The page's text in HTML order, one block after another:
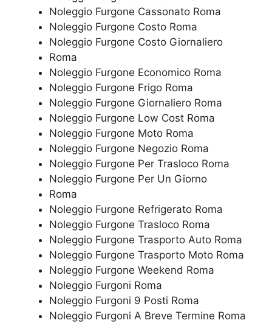
Noleggio Furgone Cassonato Roma
Noleggio Furgone Costo Roma
Noleggio Furgone Costo Giornaliero
Roma
Noleggio Furgone Economico Roma
Noleggio Furgone Frigo Roma
Noleggio Furgone Giornaliero Roma
Noleggio Furgone Low Cost Roma
Noleggio Furgone Moto Roma
Noleggio Furgone Negozio Roma
Noleggio Furgone Per Trasloco Roma
Noleggio Furgone Per Un Giorno
Roma
Noleggio Furgone Refrigerato Roma
Noleggio Furgone Trasloco Roma
Noleggio Furgone Trasporto Auto Roma
Noleggio Furgone Trasporto Moto Roma
Noleggio Furgone Weekend Roma
Noleggio Furgoni Roma
Noleggio Furgoni 9 Posti Roma
Noleggio Furgoni A Breve Termine Roma